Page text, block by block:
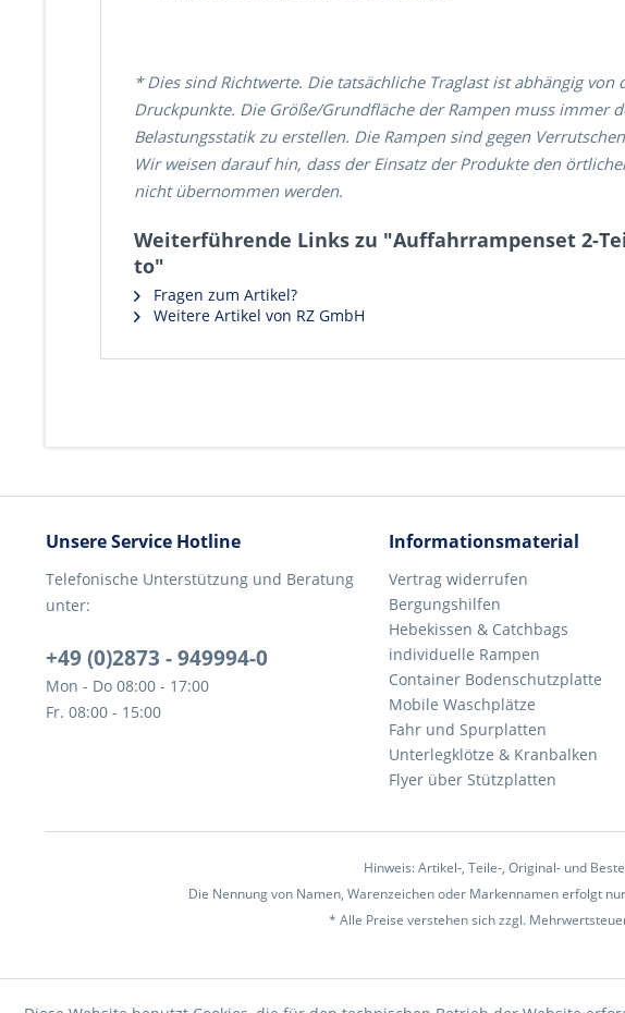
* Dies sind Richtwerte. Die tatsächliche Traglast ist abhängig
Druckpunkte. Die Größe/Grundfläche der Rampen muss immer
Belastungsstatik zu erstellen. Die Rampen sind gegen
Wir weisen darauf hin, dass der Einsatz der Produkte den
nicht übernommen werden.
Weiterführende Links zu "Auffahrrampenset 2-
to"
Fragen zum Artikel?
Weitere Artikel von RZ GmbH
Unsere Service Hotline
Telefonische Unterstützung und Beratung
unter:
+49 (0)2873 - 949994-0
Mon - Do 08:00 - 17:00
Fr. 08:00 - 15:00
Informationsmaterial
Vertrag widerrufen
Bergungshilfen
Hebekissen & Catchbags
individuelle Rampen
Container Bodenschutzplatte
Mobile Waschplätze
Fahr und Spurplatten
Unterlegklötze & Kranbalken
Flyer über Stützplatten
Hinweis: Artikel-, Teile-, Original- und
Die Nennung von Namen, Warenzeichen oder Markennamen erfolgt
* Alle Preise verstehen sich zzgl.